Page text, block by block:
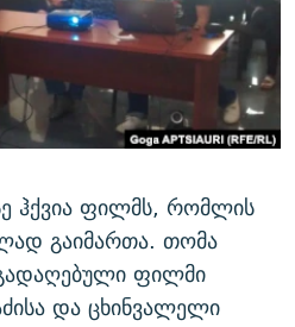
19
ᲘᲡᲢᲝᲠᲘᲐ
- ᲐᲛᲝᲣᲗᲥᲛᲔᲚᲘ ᲐᲛᲑᲐᲕᲘ
ჰქვია ფილმს, რომლის
გაიმართა. თომა
ფილმი
და ცხინვალელი